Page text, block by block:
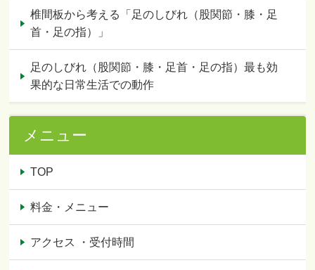
椎間板から考える「足のしびれ（股関節・膝・足
首・足の指）」
足のしびれ（股関節・膝・足首・足の指）最も効
果的な日常生活での動作
メニュー
TOP
料金・メニュー
アクセス ・受付時間